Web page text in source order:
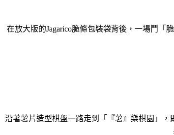
在放大版的Jagarico脆條包裝袋背後，一場鬥
沿著薯片造型棋盤一路走到「『薯』樂棋園」